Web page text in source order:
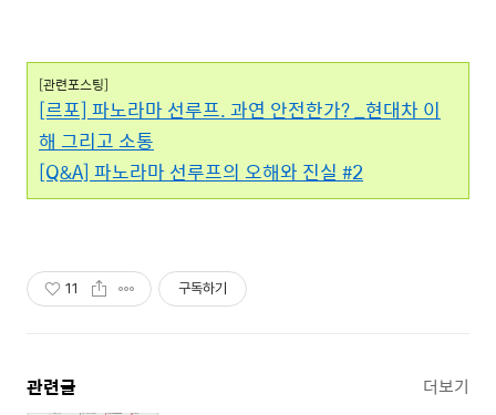
[관련포스팅]
[르포] 파노라마 선루프. 과연 안전한가? _현대차 이
해 그리고 소통
[Q&A] 파노라마 선루프의 오해와 진실 #2
11 구독하기
관련글 더보기